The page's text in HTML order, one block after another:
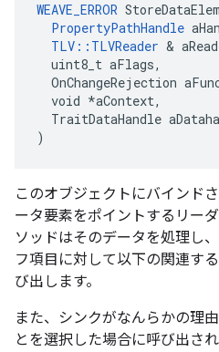
WEAVE_ERROR
PropertyPathHandle
TLV::TLVReader &
  uint8_t aFlags,
OnChangeRejection
  void *aContext,
TraitDataHandle
)
このオブジェクトにバインド
ータ要素をポイントするリー
ソッドはそのデータを処理し
フ項目に対して以下の関連す
び出します。
また、シンクがなんらかの理
とを選択した場合に呼び出さ